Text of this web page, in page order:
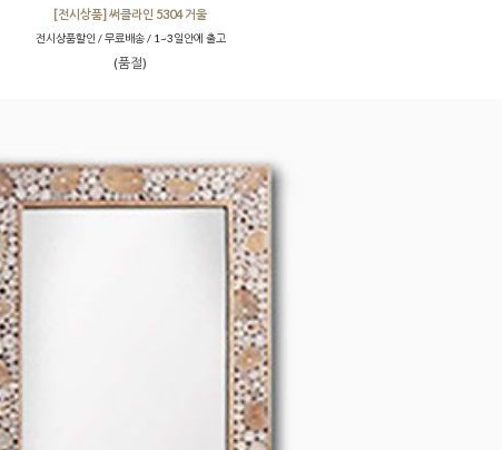
[전시상품] 써클라인 5304 거울
전시상품할인 / 무료배송 / 1~3일안에 출고
(품절)